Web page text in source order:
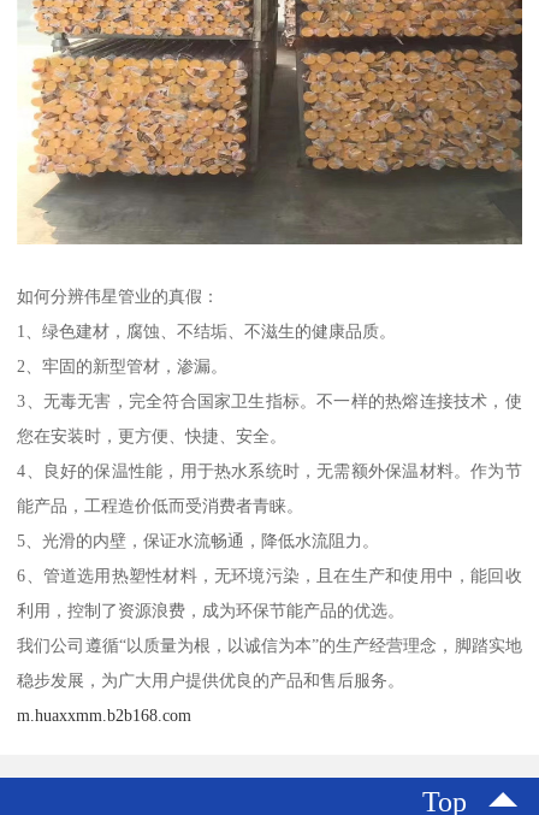
如何分辨伟星管业的真假：
1、绿色建材，腐蚀、不结垢、不滋生的健康品质。
2、牢固的新型管材，渗漏。
3、无毒无害，完全符合国家卫生指标。不一样的热熔连接技术，使
您在安装时，更方便、快捷、安全。
4、良好的保温性能，用于热水系统时，无需额外保温材料。作为节
能产品，工程造价低而受消费者青睐。
5、光滑的内壁，保证水流畅通，降低水流阻力。
6、管道选用热塑性材料，无环境污染，且在生产和使用中，能回收
利用，控制了资源浪费，成为环保节能产品的优选。
我们公司遵循“以质量为根，以诚信为本”的生产经营理念，脚踏实地
稳步发展，为广大用户提供优良的产品和售后服务。
m.huaxxmm.b2b168.com
Top